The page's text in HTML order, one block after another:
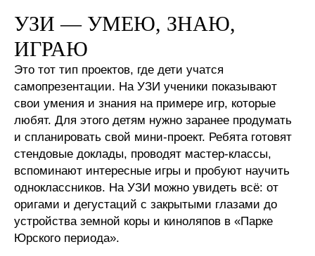
УЗИ — УМЕЮ, ЗНАЮ,
ИГРАЮ
Это тот тип проектов, где дети учатся
самопрезентации. На УЗИ ученики показывают
свои умения и знания на примере игр, которые
любят. Для этого детям нужно заранее продумать
и спланировать свой мини-проект. Ребята готовят
стендовые доклады, проводят мастер-классы,
вспоминают интересные игры и пробуют научить
одноклассников. На УЗИ можно увидеть всё: от
оригами и дегустаций с закрытыми глазами до
устройства земной коры и киноляпов в «Парке
Юрского периода».